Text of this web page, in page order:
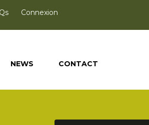
NEWS CONTACT
Connexion